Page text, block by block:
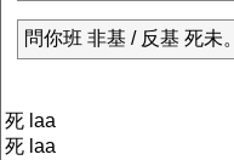
問你班 非基 / 反基 死未。
死 laa
死 laa